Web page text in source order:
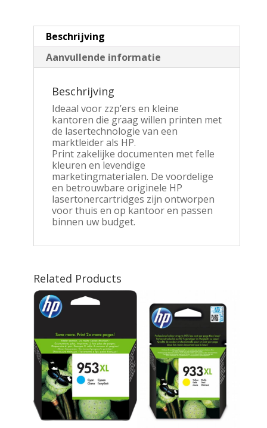
Beschrijving
Aanvullende informatie
Beschrijving
Ideaal voor zzp’ers en kleine
kantoren die graag willen printen met
de lasertechnologie van een
marktleider als HP.
Print zakelijke documenten met felle
kleuren en levendige
marketingmaterialen. De voordelige
en betrouwbare originele HP
lasertonercartridges zijn ontworpen
voor thuis en op kantoor en passen
binnen uw budget.
Related Products